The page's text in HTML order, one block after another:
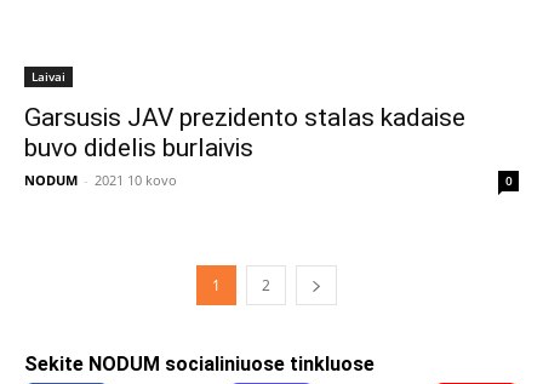
Laivai
Garsusis JAV prezidento stalas kadaise
buvo didelis burlaivis
NODUM - 2021 10 kovo 0
1 2
Sekite NODUM socialiniuose tinkluose